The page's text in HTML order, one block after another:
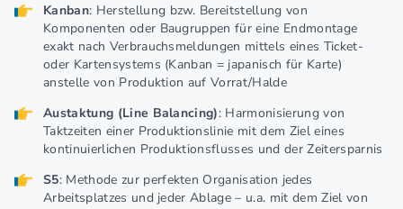
Kanban: Herstellung bzw. Bereitstellung von
Komponenten oder Baugruppen für eine Endmontage
exakt nach Verbrauchsmeldungen mittels eines Ticket-
oder Kartensystems (Kanban = japanisch für Karte)
anstelle von Produktion auf Vorrat/Halde
Austaktung (Line Balancing): Harmonisierung von
Taktzeiten einer Produktionslinie mit dem Ziel eines
kontinuierlichen Produktionsflusses und der Zeitersparnis
S5: Methode zur perfekten Organisation jedes
Arbeitsplatzes und jeder Ablage – u.a. mit dem Ziel von